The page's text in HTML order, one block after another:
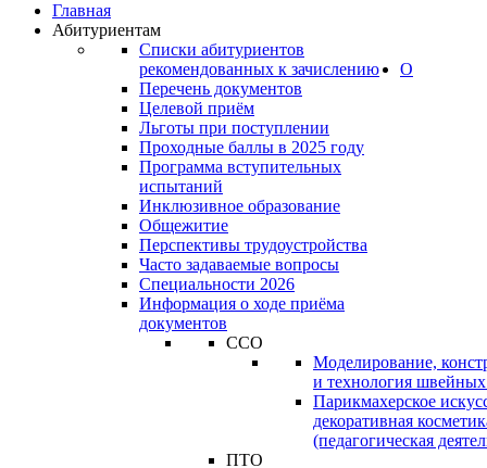
Главная
Абитуриентам
Списки абитуриентов
рекомендованных к зачислению
Перечень документов
Целевой приём
Льготы при поступлении
Проходные баллы в 2025 году
Программа вступительных
испытаний
Инклюзивное образование
Общежитие
Перспективы трудоустройства
Часто задаваемые вопросы
Специальности 2026
Информация о ходе приёма
документов
ССО
Моделирование,
и технология
Парикмахерское
декоративная
(педагогическая
ПТО
О